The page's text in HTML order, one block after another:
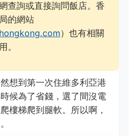
查詢或直接詢問飯店。香
的網站
）也有相關
。
想到第一次住維多利亞港
候為了省錢，選了間沒電
樓梯爬到腿軟。所以啊，